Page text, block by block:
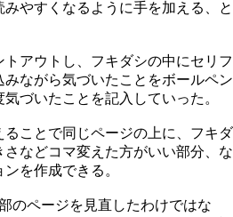
やすくなるように手を加える、と
アウトし、フキダシの中にセリフ
ながら気づいたことをボールペン
づいたことを記入していった。
ことで同じページの上に、フキダ
などコマ変えた方がいい部分、な
を作成できる。
のページを見直したわけではな